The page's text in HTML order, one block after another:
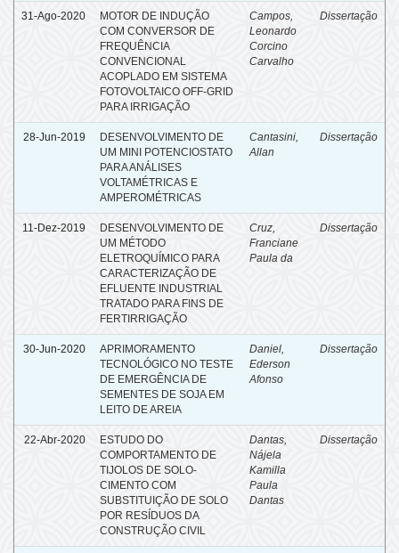
31-Ago-2020
MOTOR DE INDUÇÃO
COM CONVERSOR DE
FREQUÊNCIA
CONVENCIONAL
ACOPLADO EM SISTEMA
FOTOVOLTAICO OFF-GRID
PARA IRRIGAÇÃO
Campos,
Leonardo
Corcino
Carvalho
Dissertação
28-Jun-2019
DESENVOLVIMENTO DE
UM MINI POTENCIOSTATO
PARA ANÁLISES
VOLTAMÉTRICAS E
AMPEROMÉTRICAS
Cantasini,
Allan
Dissertação
11-Dez-2019
DESENVOLVIMENTO DE
UM MÉTODO
ELETROQUÍMICO PARA
CARACTERIZAÇÃO DE
EFLUENTE INDUSTRIAL
TRATADO PARA FINS DE
FERTIRRIGAÇÃO
Cruz,
Franciane
Paula da
Dissertação
30-Jun-2020
APRIMORAMENTO
TECNOLÓGICO NO TESTE
DE EMERGÊNCIA DE
SEMENTES DE SOJA EM
LEITO DE AREIA
Daniel,
Ederson
Afonso
Dissertação
22-Abr-2020
ESTUDO DO
COMPORTAMENTO DE
TIJOLOS DE SOLO-
CIMENTO COM
SUBSTITUIÇÃO DE SOLO
POR RESÍDUOS DA
CONSTRUÇÃO CIVIL
Dantas,
Nájela
Kamilla
Paula
Dantas
Dissertação